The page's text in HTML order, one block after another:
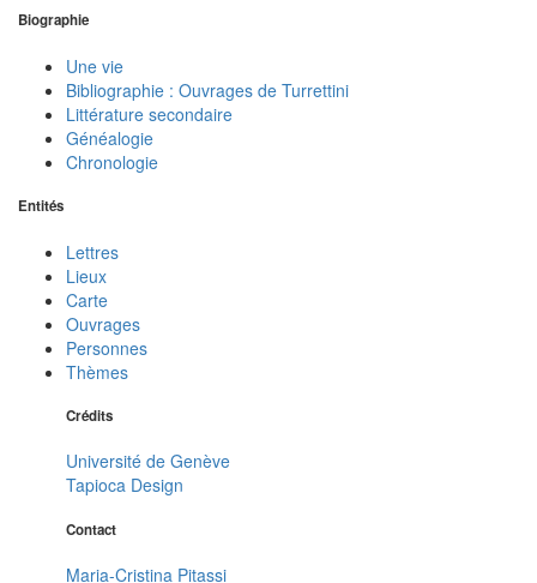
Biographie
Une vie
Bibliographie : Ouvrages de Turrettini
Littérature secondaire
Généalogie
Chronologie
Entités
Lettres
Lieux
Carte
Ouvrages
Personnes
Thèmes
Crédits
Université de Genève
Tapioca Design
Contact
Maria-Cristina Pitassi